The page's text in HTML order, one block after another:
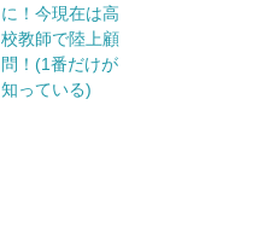
に！今現在は高
校教師で陸上顧
問！(1番だけが
知っている)